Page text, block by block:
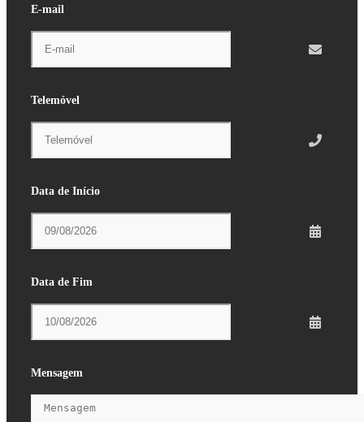
E-mail
Telemóvel
Data de Início
Data de Fim
Mensagem